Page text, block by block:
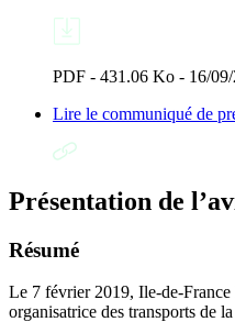
PDF - 431.06 Ko - 16/
Lire le communiqué de
Présentation de
Résumé
Le 7 février 2019, Ile-de-
organisatrice des transports de